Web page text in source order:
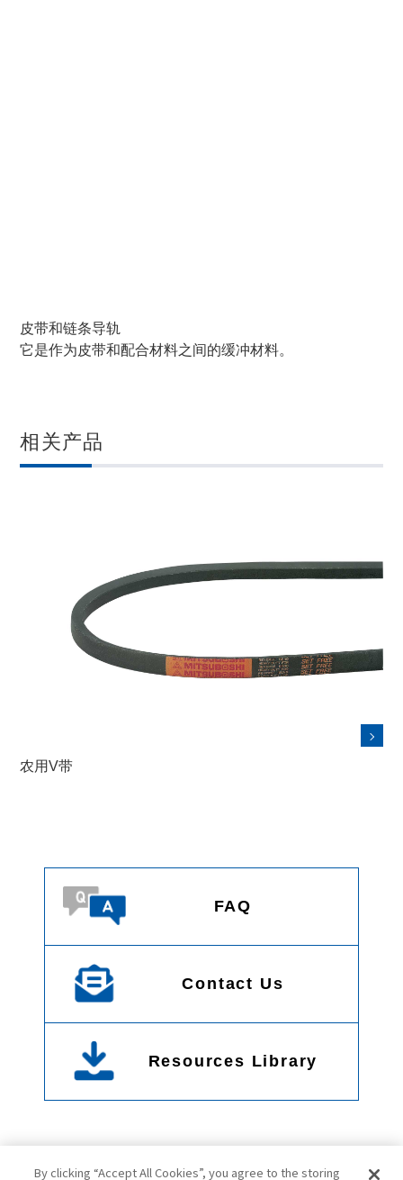
皮带和链条导轨
它是作为皮带和配合材料之间的缓冲材料。
相关产品
农用V带
FAQ
Contact Us
Resources Library
By clicking “Accept All Cookies”, you agree to the storing